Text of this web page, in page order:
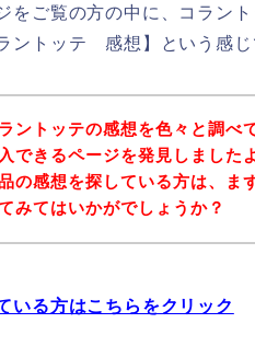
をご覧の方の中に、コラン
ントッテ 感想】という感
ントッテの感想を色々と調べ
できるページを発見しました
の感想を探している方は、ま
みてはいかがでしょうか？
いる方はこちらをクリック